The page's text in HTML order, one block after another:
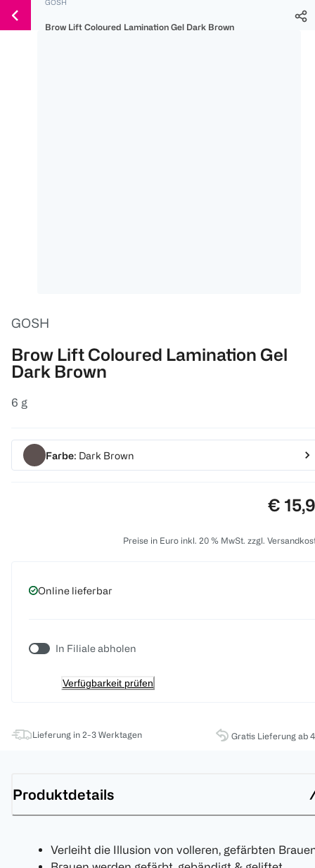
150 Ös
300 Ös
500 Ös
Weiter
zum
GOSH
Brow Lift Coloured Lamination Gel Dark Brown
GOSH
Brow Lift Coloured Lamination Gel
Dark Brown
6 g
Farbe: Dark Brown
Preis:
€
Preise in Euro inkl. 20 % MwSt. zzgl.
Online lieferbar
In Filiale abholen
Verfügbarkeit prüfen
Lieferung in 2-3 Werktagen Gratis Lieferung ab
Produktdetails
Verleiht die Illusion von volleren, gefärbten